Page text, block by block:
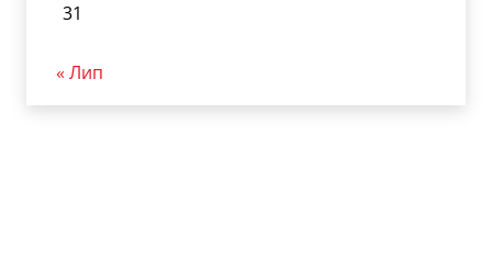
31
« Лип